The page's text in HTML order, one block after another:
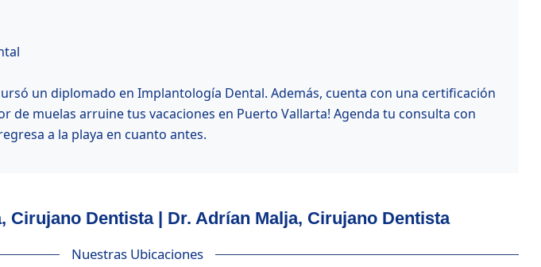
un diplomado en Implantología Dental. Además, cuenta con una certificación
de muelas arruine tus vacaciones en Puerto Vallarta! Agenda tu consulta con
a la playa en cuanto antes.
Cirujano Dentista | Dr. Adrían Malja, Cirujano Dentista
Nuestras Ubicaciones